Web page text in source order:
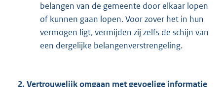
belangen van de gemeente door elkaar lopen
of kunnen gaan lopen. Voor zover het in hun
vermogen ligt, vermijden zij zelfs de schijn van
een dergelijke belangenverstrengeling.
2. Vertrouwelijk omgaan met gevoelige informatie